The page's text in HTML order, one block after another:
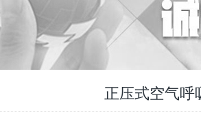
正压式空气呼